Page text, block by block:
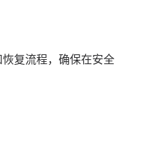
复流程，确保在安全